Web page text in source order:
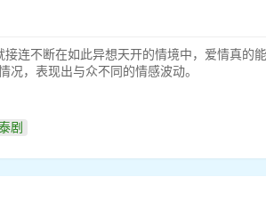
连不断在如此异想天开的情境中，爱情真的
况，表现出与众不同的情感波动。
剧